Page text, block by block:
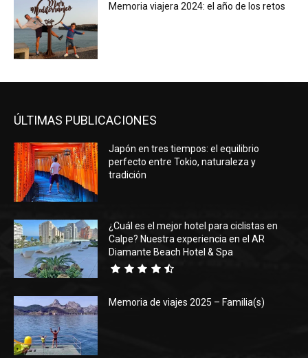
Memoria viajera 2024: el año de los retos
ÚLTIMAS PUBLICACIONES
Japón en tres tiempos: el equilibrio
perfecto entre Tokio, naturaleza y
tradición
¿Cuál es el mejor hotel para ciclistas en
Calpe? Nuestra experiencia en el AR
Diamante Beach Hotel & Spa
Memoria de viajes 2025 – Familia(s)